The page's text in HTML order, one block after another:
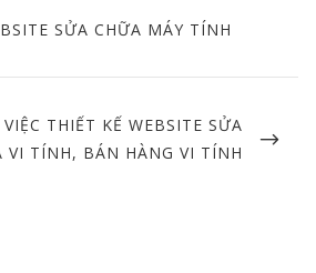
SỬA CHỮA MÁY TÍNH
THIẾT KẾ WEBSITE SỬA
VI TÍNH, BÁN HÀNG VI TÍNH